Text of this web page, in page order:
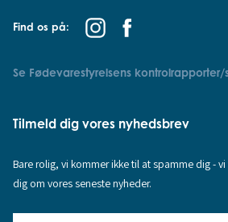
Find os på:
Se Fødevarestyrelsens
Tilmeld dig vores nyhedsbrev
Bare rolig, vi kommer ikke til at spamme dig -
dig om vores seneste nyheder.